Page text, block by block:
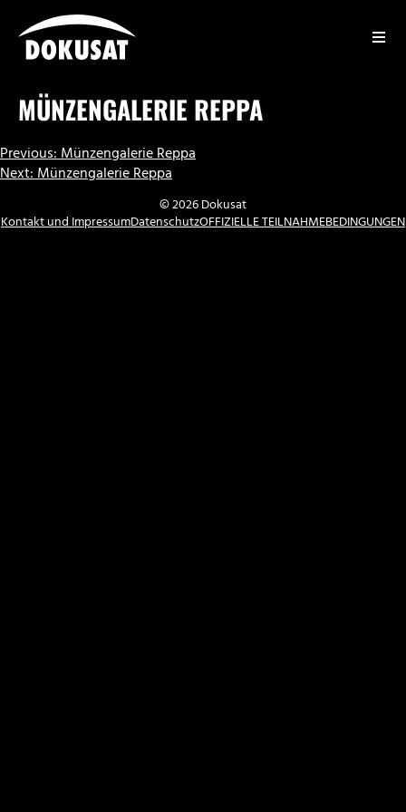
Inhalt
springen
MÜNZENGALERIE REPPA
BEITRAGSNAVIGATION
Previous:Münzengalerie Reppa
Next:Münzengalerie Reppa
© 2026 Dokusat
Kontakt und ImpressumDatenschutzOFFIZIELLE TEILNAHMEBEDINGUNGEN